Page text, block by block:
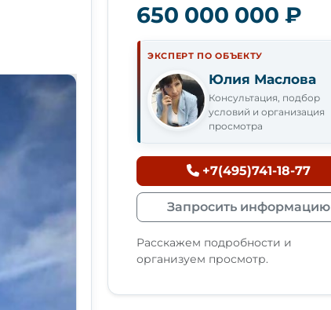
650 000 000 ₽
ЭКСПЕРТ ПО ОБЪЕКТУ
Юлия Маслова
Консультация, подбор
условий и организация
просмотра
+7(495)741-18-77
Запросить информацию
Расскажем подробности и
организуем просмотр.